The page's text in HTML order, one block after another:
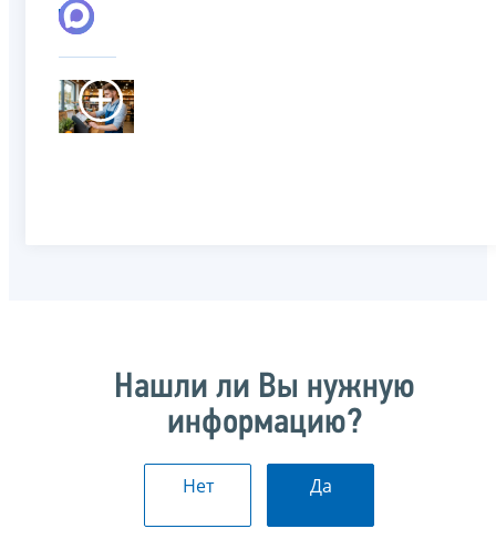
Нашли ли Вы нужную
информацию?
Нет Да